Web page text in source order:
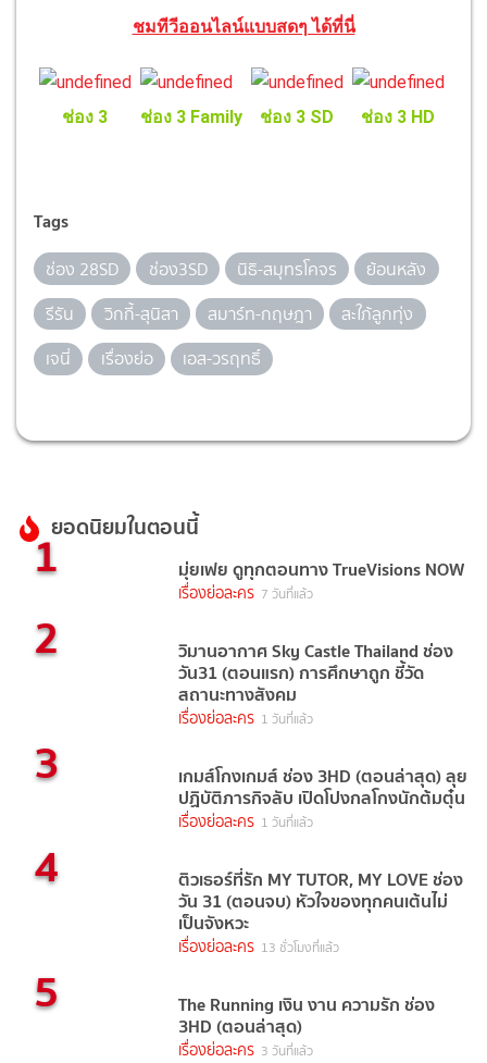
ชมทีวีออนไลน์แบบสดๆ ได้ที่นี่
ช่อง 3 ช่อง 3 Family ช่อง 3 SD ช่อง 3 HD
Tags
ช่อง 28SD ช่อง3SD นิธิ-สมุทรโคจร
ย้อนหลัง
รีรัน
วิกกี้-สุนิสา สมาร์ท-กฤษฎา
สะใภ้ลูกทุ่ง
เจนี่
เรื่องย่อ เอส-วรฤทธิ์
ยอดนิยมในตอนนี้
1 มุ่ยเฟย ดูทุกตอนทาง TrueVisions NOW
เรื่องย่อละคร 7 วันที่แล้ว
2 วิมานอากาศ Sky Castle Thailand ช่อง
วัน31 (ตอนแรก) การศึกษาถูก ชี้วัด
สถานะทางสังคม
เรื่องย่อละคร 1 วันที่แล้ว
3 เกมส์โกงเกมส์ ช่อง 3HD (ตอนล่าสุด) ลุย
ปฏิบัติภารกิจลับ เปิดโปงกลโกงนักต้มตุ๋น
เรื่องย่อละคร 1 วันที่แล้ว
4 ติวเธอร์ที่รัก MY TUTOR, MY LOVE ช่อง
วัน 31 (ตอนจบ) หัวใจของทุกคนเต้นไม่
เป็นจังหวะ
เรื่องย่อละคร 13 ชั่วโมงที่แล้ว
5 The Running เงิน งาน ความรัก ช่อง
3HD (ตอนล่าสุด)
เรื่องย่อละคร 3 วันที่แล้ว